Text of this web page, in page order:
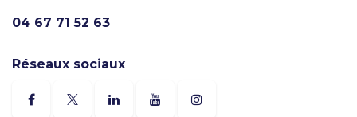
04 67 71 52 63
Réseaux sociaux